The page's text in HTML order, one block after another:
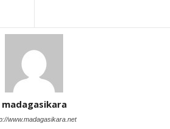
madagasikara
www.madagasikara.net